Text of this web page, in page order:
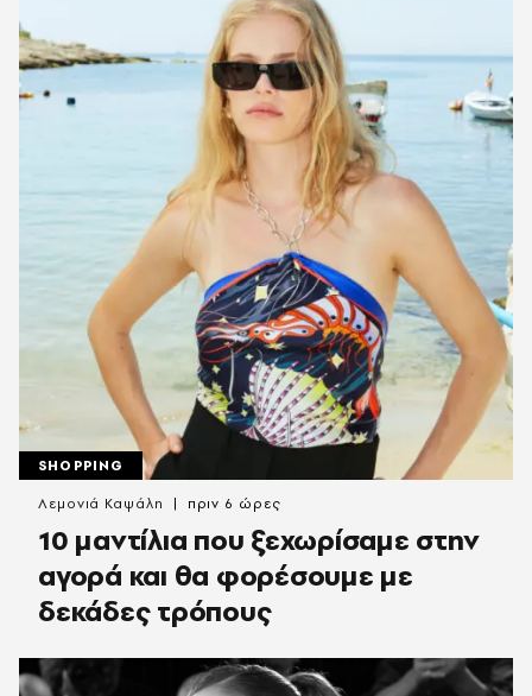
SHOPPING
10 μαντίλια που ξεχωρίσαμε στην
αγορά και θα φορέσουμε με
δεκάδες τρόπους
Λεμονιά Καψάλη πριν 6 ώρες